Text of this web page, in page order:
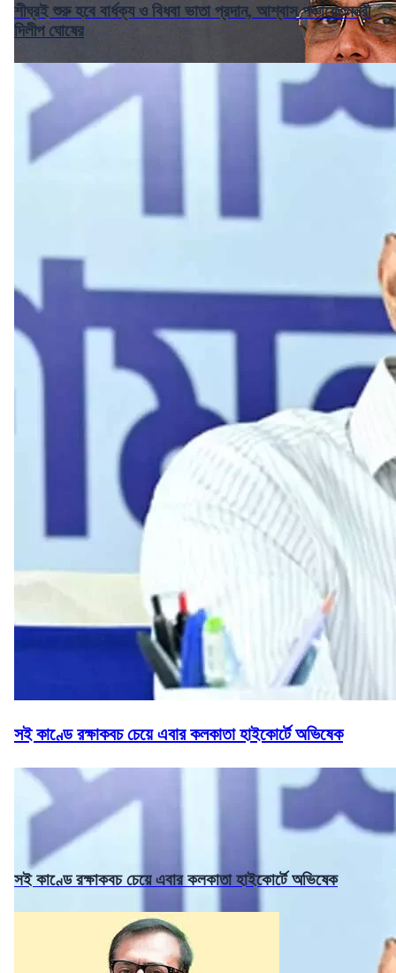
শীঘ্রই শুরু হবে বার্ধক্য ও বিধবা ভাতা প্রদান, আশ্বাস পঞ্চায়েতমন্ত্রী
দিলীপ ঘোষের
সই কাণ্ডে রক্ষাকবচ চেয়ে এবার কলকাতা হাইকোর্টে অভিষেক
সই কাণ্ডে রক্ষাকবচ চেয়ে এবার কলকাতা হাইকোর্টে অভিষেক